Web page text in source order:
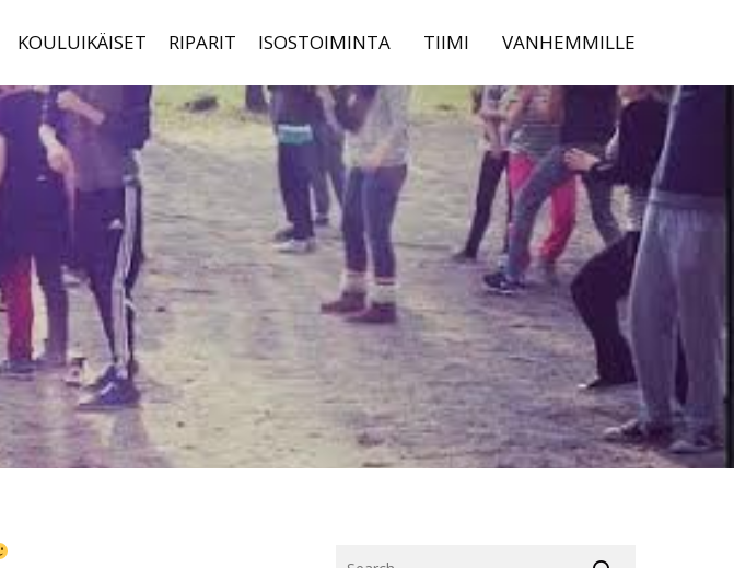
KOULUIKÄISET RIPARIT ISOSTOIMINTA TIIMI VANHEMMILLE